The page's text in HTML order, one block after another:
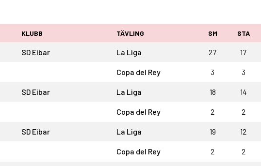
KLUBB TÄVLING SM STA
SD Eibar La Liga 27 17
Copa del Rey 3 3
SD Eibar La Liga 18 14
Copa del Rey 2 2
SD Eibar La Liga 19 12
Copa del Rey 2 2